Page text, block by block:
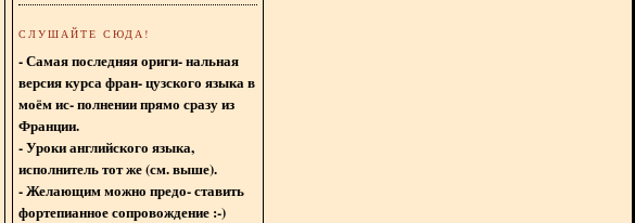
СЛУШАЙТЕ СЮДА!
- Самая последняя ориги- нальная
версия курса фран- цузского языка в
моём ис- полнении прямо сразу из
Франции.
- Уроки английского языка,
исполнитель тот же (см. выше).
- Желающим можно предо- ставить
фортепианное сопровождение :-)